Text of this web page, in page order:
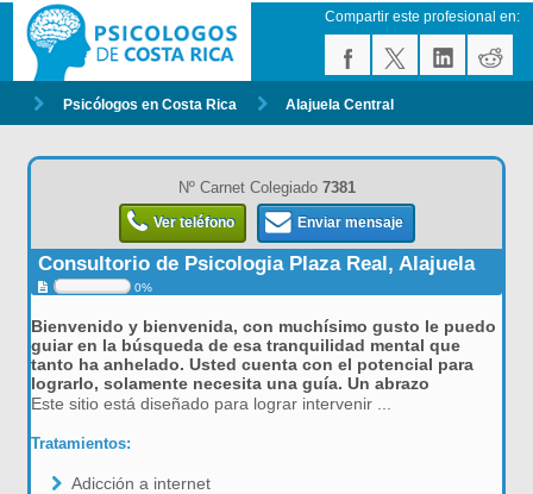
Compartir este profesional en:
Psicólogos en Costa Rica Alajuela Central
Nº Carnet Colegiado 7381
Ver teléfono Enviar mensaje
Consultorio de Psicologia Plaza Real, Alajuela
0%
Bienvenido y bienvenida, con muchísimo gusto le puedo
guiar en la búsqueda de esa tranquilidad mental que
tanto ha anhelado. Usted cuenta con el potencial para
lograrlo, solamente necesita una guía. Un abrazo
Este sitio está diseñado para lograr intervenir ...
Tratamientos:
Adicción a internet